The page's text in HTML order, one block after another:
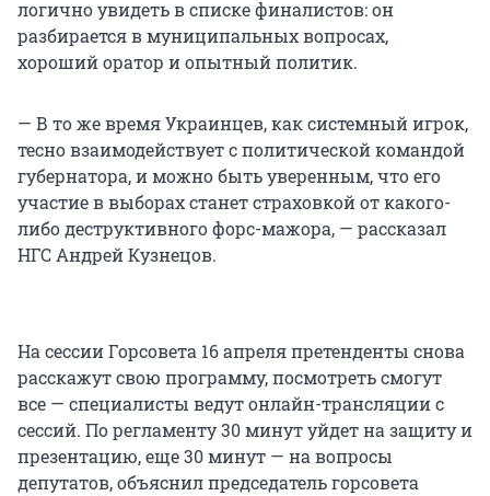
логично увидеть в списке финалистов: он
разбирается в муниципальных вопросах,
хороший оратор и опытный политик.
— В то же время Украинцев, как системный игрок,
тесно взаимодействует с политической командой
губернатора, и можно быть уверенным, что его
участие в выборах станет страховкой от какого-
либо деструктивного форс-мажора, — рассказал
НГС Андрей Кузнецов.
На сессии Горсовета 16 апреля претенденты снова
расскажут свою программу, посмотреть смогут
все — специалисты ведут онлайн-трансляции с
сессий. По регламенту 30 минут уйдет на защиту и
презентацию, еще 30 минут — на вопросы
депутатов, объяснил председатель горсовета